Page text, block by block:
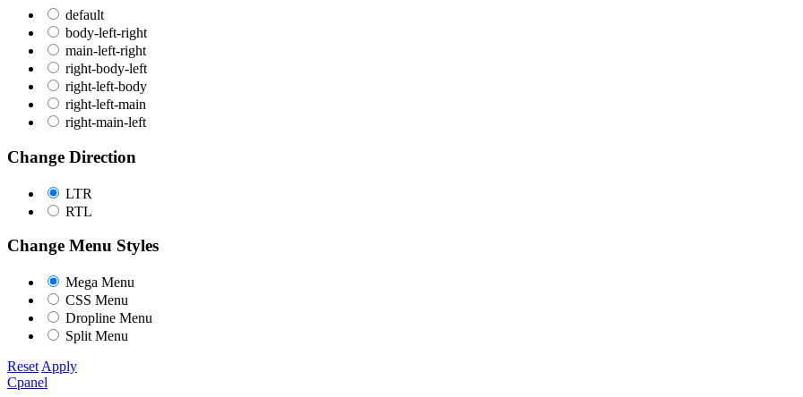
default
body-left-right
main-left-right
right-body-left
right-left-body
right-left-main
right-main-left
Change Direction
LTR
RTL
Change Menu Styles
Mega Menu
CSS Menu
Dropline Menu
Split Menu
Reset Apply
Cpanel